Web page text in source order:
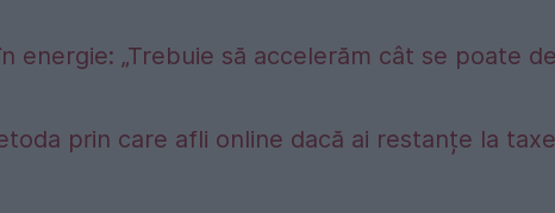
energie: „Trebuie să accelerăm cât se poate de
prin care afli online dacă ai restanțe la taxe